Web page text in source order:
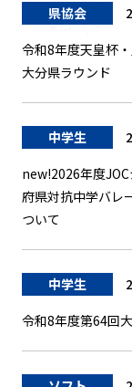
県協会
令和8年度天皇杯
大分県ラウンド
中学生
new!2026年度
府県対抗中学バレ
ついて
中学生
令和8年度第64回